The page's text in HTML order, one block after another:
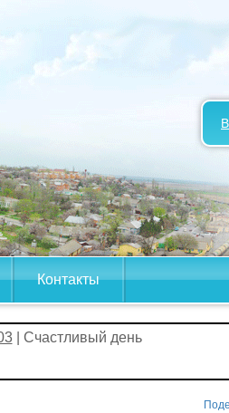
Контакты
| Счастливый день